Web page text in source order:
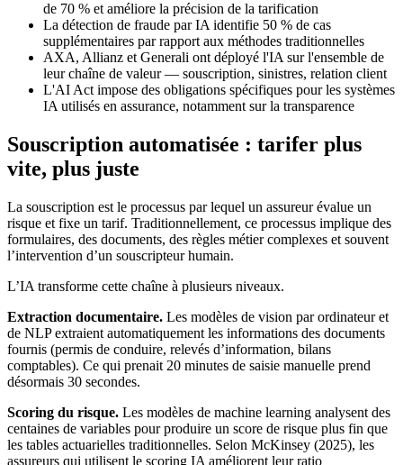
de 70 % et améliore la précision de la tarification
La détection de fraude par IA identifie 50 % de cas
supplémentaires par rapport aux méthodes traditionnelles
AXA, Allianz et Generali ont déployé l'IA sur l'ensemble de
leur chaîne de valeur — souscription, sinistres, relation client
L'AI Act impose des obligations spécifiques pour les systèmes
IA utilisés en assurance, notamment sur la transparence
Souscription automatisée : tarifer plus
vite, plus juste
La souscription est le processus par lequel un assureur évalue un
risque et fixe un tarif. Traditionnellement, ce processus implique des
formulaires, des documents, des règles métier complexes et souvent
l’intervention d’un souscripteur humain.
L’IA transforme cette chaîne à plusieurs niveaux.
Extraction documentaire. Les modèles de vision par ordinateur et
de NLP extraient automatiquement les informations des documents
fournis (permis de conduire, relevés d’information, bilans
comptables). Ce qui prenait 20 minutes de saisie manuelle prend
désormais 30 secondes.
Scoring du risque. Les modèles de machine learning analysent des
centaines de variables pour produire un score de risque plus fin que
les tables actuarielles traditionnelles. Selon McKinsey (2025), les
assureurs qui utilisent le scoring IA améliorent leur ratio